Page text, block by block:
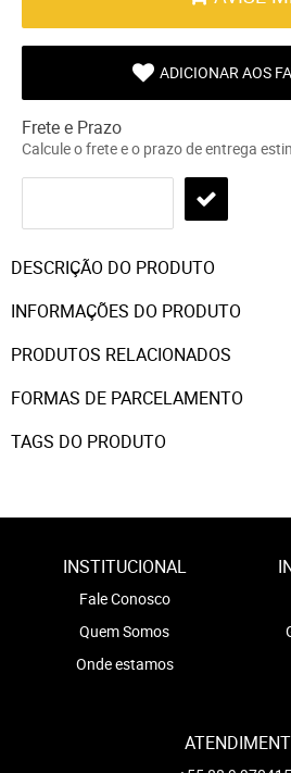
ADICIONAR AOS
Frete e Prazo
Calcule o frete e o prazo de entrega
DESCRIÇÃO DO PRODUTO
INFORMAÇÕES DO PRODUTO
PRODUTOS RELACIONADOS
FORMAS DE PARCELAMENTO
TAGS DO PRODUTO
INSTITUCIONAL
Fale Conosco
Quem Somos
Onde estamos